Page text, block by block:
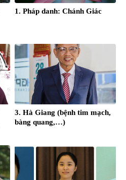
1. Pháp danh: Chánh Giác
3. Hà Giang (bệnh tim mạch,
bàng quang,…)